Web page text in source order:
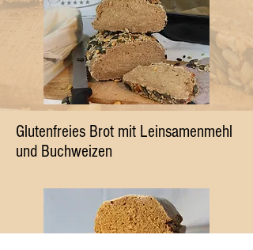
Glutenfreies Brot mit Leinsamenmehl
und Buchweizen